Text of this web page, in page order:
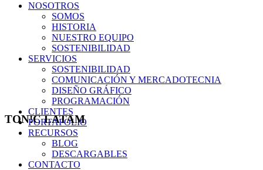
NOSOTROS
SOMOS
HISTORIA
NUESTRO EQUIPO
SOSTENIBILIDAD
SERVICIOS
SOSTENIBILIDAD
COMUNICACIÓN Y MERCADOTECNIA
DISEÑO GRÁFICO
PROGRAMACIÓN
CLIENTES
PORTAFOLIO
RECURSOS
BLOG
DESCARGABLES
CONTACTO
TON!C LATAM